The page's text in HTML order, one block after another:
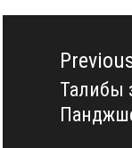
Навигация
записям
post:
Талибы